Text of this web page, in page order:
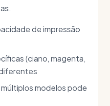
de impressão
(ciano, magenta,
modelos pode